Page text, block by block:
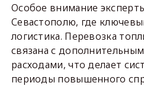
Особое внимание
Севастополю, где
логистика. Перевозка
связана с
расходами, что делает
периоды повышенного